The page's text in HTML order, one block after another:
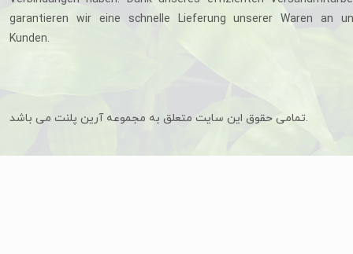
garantieren wir eine schnelle Lieferung unserer Waren an
Kunden.
تمامی حقوق این سایت متعلق به مجموعه آرین پلنت می باشد.